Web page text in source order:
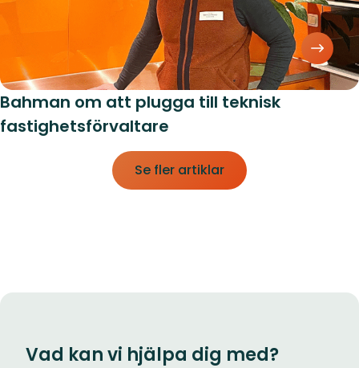
Bahman om att plugga till teknisk
fastighetsförvaltare
Se fler artiklar
Vad kan vi hjälpa dig med?